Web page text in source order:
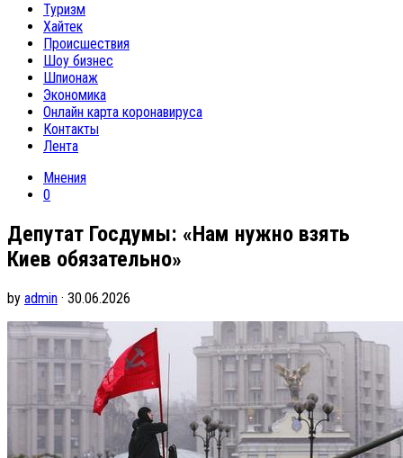
Туризм
Хайтек
Происшествия
Шоу бизнес
Шпионаж
Экономика
Онлайн карта коронавируса
Контакты
Лента
Мнения
0
Депутат Госдумы: «Нам нужно взять
Киев обязательно»
by admin · 30.06.2026